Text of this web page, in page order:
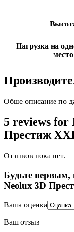
Нагрузка на
место
Обще описание по
5 reviews for
Престиж
Отзывов пока нет.
Будьте первым,
Neolux 3D
Ваша оценка
Ваш отзыв